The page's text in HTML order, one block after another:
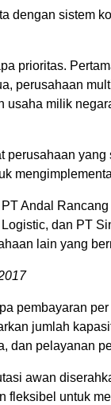
dengan sistem
prioritas.
perusahaan
milik
perusahaan
Andal
dan PT
lain yang
pembayaran
jumlah
dan pelayanan
awan
fleksibel untuk